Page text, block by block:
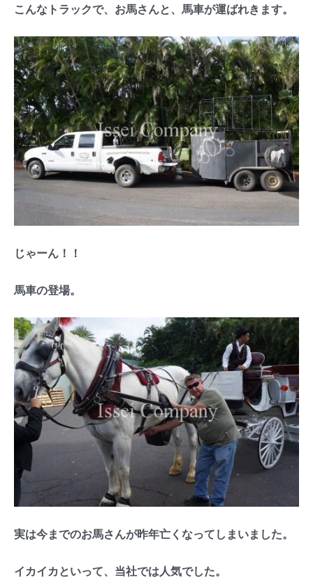
こんなトラックで、お馬さんと、馬車が運ばれきます。
じゃーん！！
馬車の登場。
実は今までのお馬さんが昨年亡くなってしまいました。
イカイカといって、当社では人気でした。